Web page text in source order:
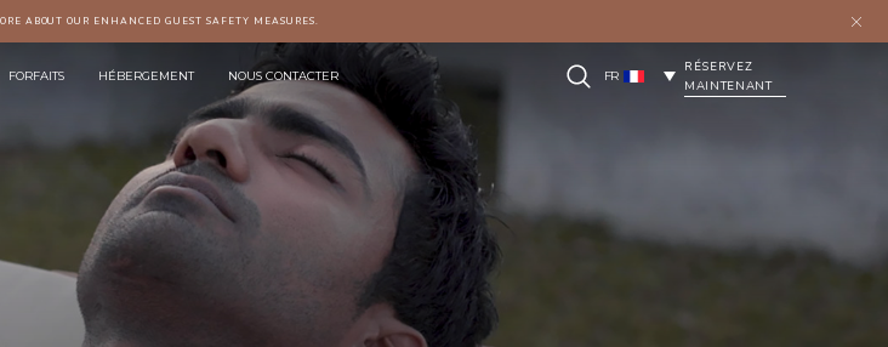
ABOUT OUR ENHANCED GUEST SAFETY MEASURES.
FORFAITS HÉBERGEMENT NOUS CONTACTER FR
RÉSERVEZ
MAINTENANT